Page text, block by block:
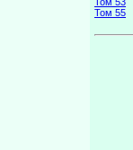
Том 55